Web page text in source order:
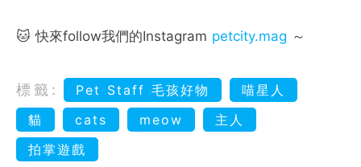
🐱 快來follow我們的Instagram petcity.mag ～
標籤: Pet Staff 毛孩好物
喵星人
貓
cats meow
主人
拍掌遊戲